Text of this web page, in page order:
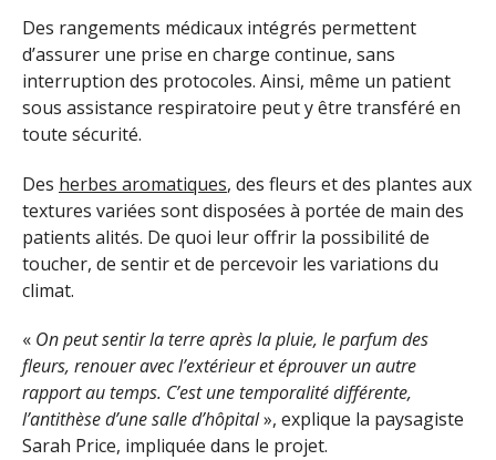
Des rangements médicaux intégrés permettent
d’assurer une prise en charge continue, sans
interruption des protocoles. Ainsi, même un patient
sous assistance respiratoire peut y être transféré en
toute sécurité.
Des herbes aromatiques, des fleurs et des plantes aux
textures variées sont disposées à portée de main des
patients alités. De quoi leur offrir la possibilité de
toucher, de sentir et de percevoir les variations du
climat.
« On peut sentir la terre après la pluie, le parfum des
fleurs, renouer avec l’extérieur et éprouver un autre
rapport au temps. C’est une temporalité différente,
l’antithèse d’une salle d’hôpital», explique la paysagiste
Sarah Price, impliquée dans le projet.